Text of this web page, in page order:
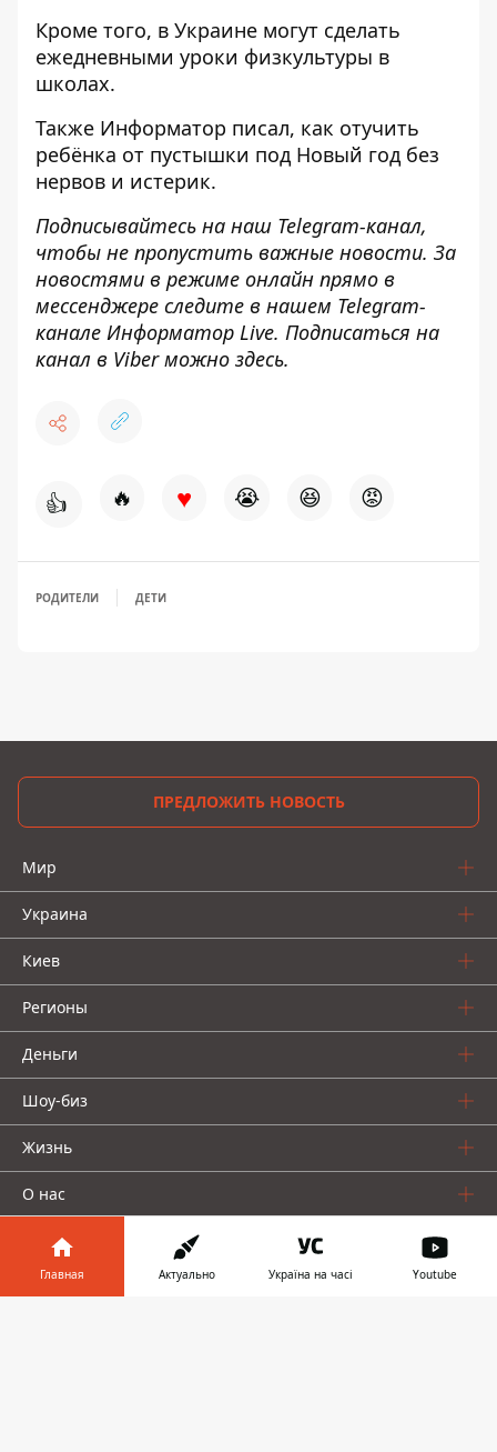
Кроме того, в Украине могут сделать
ежедневными уроки физкультуры в
школах.
Также Информатор писал, как отучить
ребёнка от пустышки под Новый год без
нервов и истерик.
Подписывайтесь на наш Telegram-канал,
чтобы не пропустить важные новости. За
новостями в режиме онлайн прямо в
мессенджере следите в нашем Telegram-
канале Информатор Live. Подписаться на
канал в Viber можно здесь.
👍 🔥 ♥ 😭 😆 😡
РОДИТЕЛИ ДЕТИ
ПРЕДЛОЖИТЬ НОВОСТЬ
Мир
Украина
Киев
Регионы
Деньги
Шоу-биз
Жизнь
О нас
Главная Актуально Україна на часі Youtube